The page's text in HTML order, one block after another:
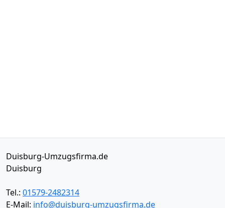
Duisburg-Umzugsfirma.de
Duisburg
Tel.: 01579-2482314
E-Mail: info@duisburg-umzugsfirma.de